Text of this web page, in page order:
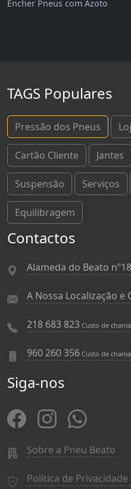
Encher Pneus com Azoto
TAGS Populares
Pressão dos Pneus
Cartão Cliente Jantes
Suspensão Serviços
Equilibragem
Contactos
Alameda do Beato
A Nossa Localização e
218 683 823 Custo de
960 260 356 Custo de
Siga-nos
Sobre a Pneu Beato
Política de Privacidade